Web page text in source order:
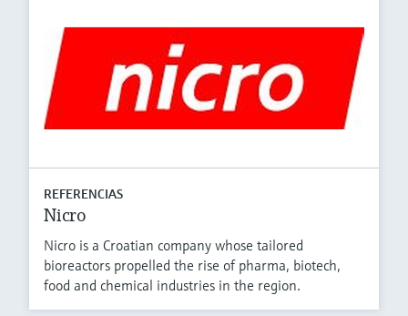
REFERENCIAS
Nicro
Nicro is a Croatian company whose tailored
bioreactors propelled the rise of pharma, biotech,
food and chemical industries in the region.